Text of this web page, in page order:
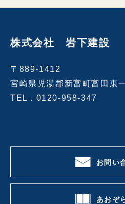
株式会社 岩下建設
〒889-1412
宮崎県児湯郡新富町富田東
TEL . 0120-958-347
お問い
あおぞ